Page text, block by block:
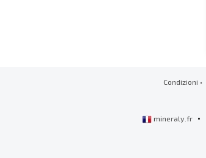
Condizioni •
mineraly.fr •